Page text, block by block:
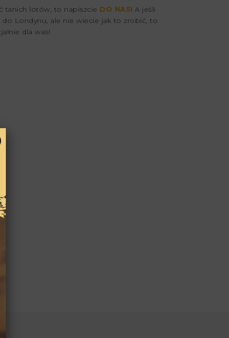
tanich lotów, to napiszcie DO NAS! A jeśli
do Londynu, ale nie wiecie jak to zrobić, to
dla was!